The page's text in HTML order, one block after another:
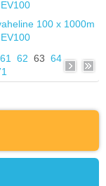
61 62 63 64